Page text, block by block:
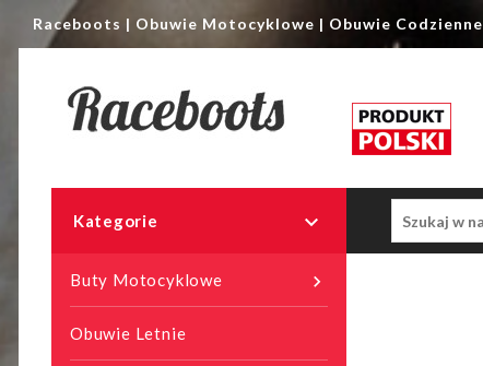
Raceboots | Obuwie Motocyklowe | Obuwie Codzienne
Kategorie 

Buty Motocyklowe
Obuwie Letnie